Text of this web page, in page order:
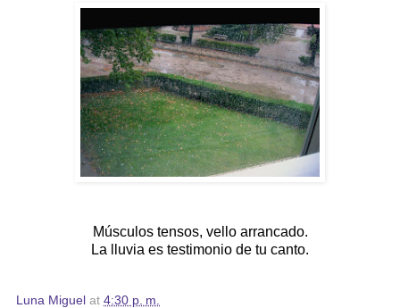
Músculos tensos, vello arrancado.
La lluvia es testimonio de tu canto.
Luna Miguel at 4:30 p. m.